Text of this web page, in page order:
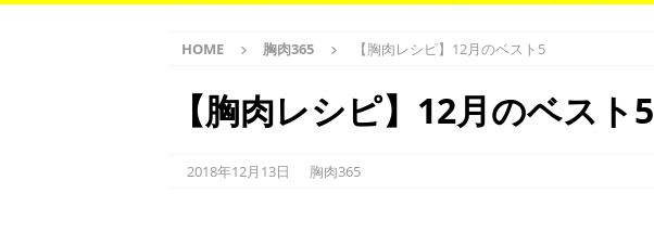
HOME 胸肉365 【胸肉レシピ】12月のベスト5
【胸肉レシピ】12月のベスト5
2018年12月13日 胸肉365